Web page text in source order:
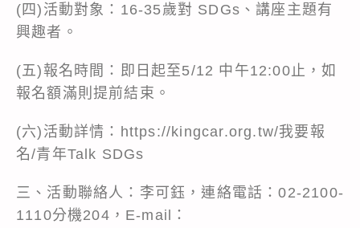
(四)活動對象：16-35歲對 SDGs、講座主題有
興趣者。
(五)報名時間：即日起至5/12 中午12:00止，如
報名額滿則提前結束。
(六)活動詳情：https://kingcar.org.tw/我要報
名/青年Talk SDGs
三、活動聯絡人：李可鈺，連絡電話：02-2100-
1110分機204，E-mail：